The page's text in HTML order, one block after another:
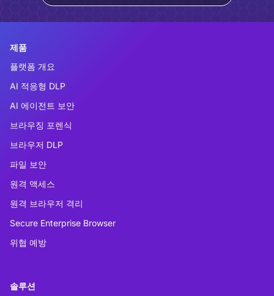
제품
플랫폼 개요
AI 적응형 DLP
AI 에이전트 보안
브라우징 포렌식
브라우저 DLP
파일 보안
원격 액세스
원격 브라우저 격리
Secure Enterprise Browser
위협 예방
솔루션